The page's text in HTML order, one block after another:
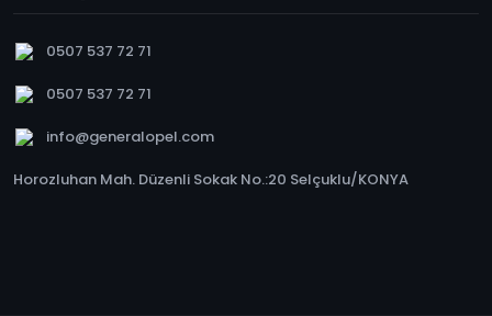
0507 537 72 71
0507 537 72 71
info@generalopel.com
Horozluhan Mah. Düzenli Sokak No.:20 Selçuklu/KONYA